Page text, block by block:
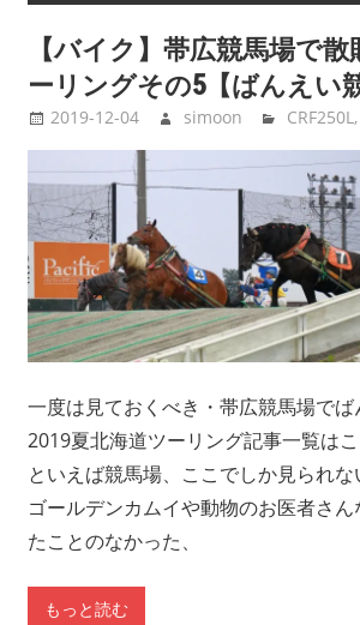
【バイク】帯広競馬場で
ーリングその5【ばんえい
2019-12-04 simoon CRF250L,
一度は見ておくべき・帯広競馬場でば
2019夏北海道ツーリング記事一覧は
といえば競馬場、ここでしか見られな
ゴールデンカムイや動物のお医者さ
たことのなかった、
もっと読む